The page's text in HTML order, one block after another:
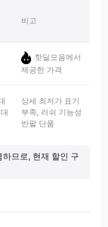
비고
핫딜모음에서
제공한 가격
상세 최저가 표기
부족, 러쉬 기능성
반팔 단품
므로, 현재 할인 구